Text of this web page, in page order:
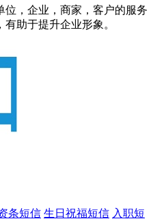
，企业，商家，客户的服务
助于提升企业形象。
条短信 生日祝福短信 入职短